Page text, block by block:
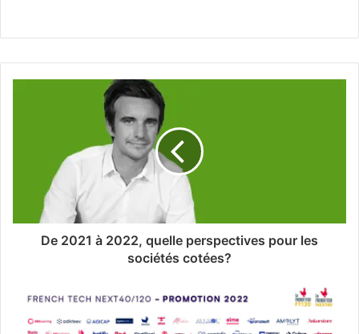
De 2021 à 2022, quelle perspectives pour les
sociétés cotées?